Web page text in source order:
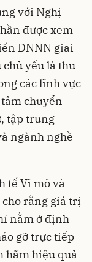
với Nghị
được xem
DNNN giai
yếu là thu
các lĩnh vực
chuyển
tập trung
ngành nghề
tế Vĩ mô và
cho rằng giá trị
nằm ở định
gỡ trực tiếp
hãm hiệu quả